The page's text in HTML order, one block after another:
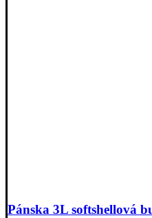
Pánska 3L softshellová